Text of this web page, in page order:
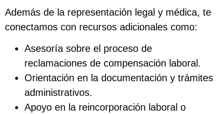
Además de la representación legal y médica, te
conectamos con recursos adicionales como:
Asesoría sobre el proceso de
reclamaciones de compensación laboral.
Orientación en la documentación y trámites
administrativos.
Apoyo en la reincorporación laboral o